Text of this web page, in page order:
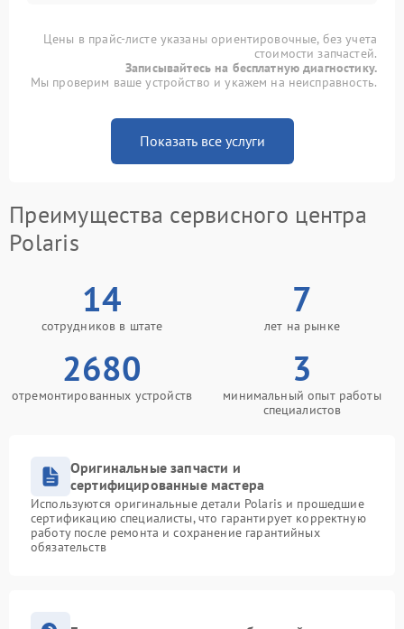
Цены в прайс-листе указаны ориентировочные, без учета
стоимости запчастей.
Записывайтесь на бесплатную диагностику.
Мы проверим ваше устройство и укажем на неисправность.
Показать все услуги
Преимущества сервисного центра
Polaris
14
сотрудников в штате
7
лет на рынке
2680
отремонтированных устройств
3
минимальный опыт работы
специалистов
Оригинальные запчасти и
сертифицированные мастера
Используются оригинальные детали Polaris и прошедшие
сертификацию специалисты, что гарантирует корректную
работу после ремонта и сохранение гарантийных
обязательств